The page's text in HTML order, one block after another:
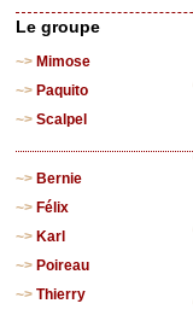
Le groupe
Mimose
Paquito
Scalpel
Bernie
Félix
Karl
Poireau
Thierry